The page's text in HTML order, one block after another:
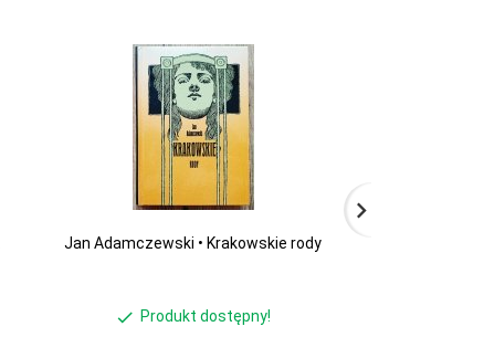
Jan Adamczewski • Krakowskie rody
Produkt dostępny!